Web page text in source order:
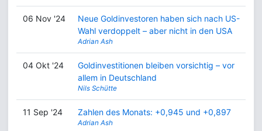
06 Nov '24
Neue Goldinvestoren haben sich nach US-
Wahl verdoppelt – aber nicht in den USA
Adrian Ash
04 Okt '24
Goldinvestitionen bleiben vorsichtig – vor
allem in Deutschland
Nils Schütte
11 Sep '24 Zahlen des Monats: +0,945 und +0,897
Adrian Ash